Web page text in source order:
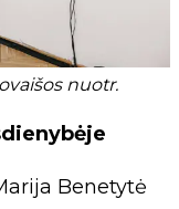
nuotr.
Benetytė